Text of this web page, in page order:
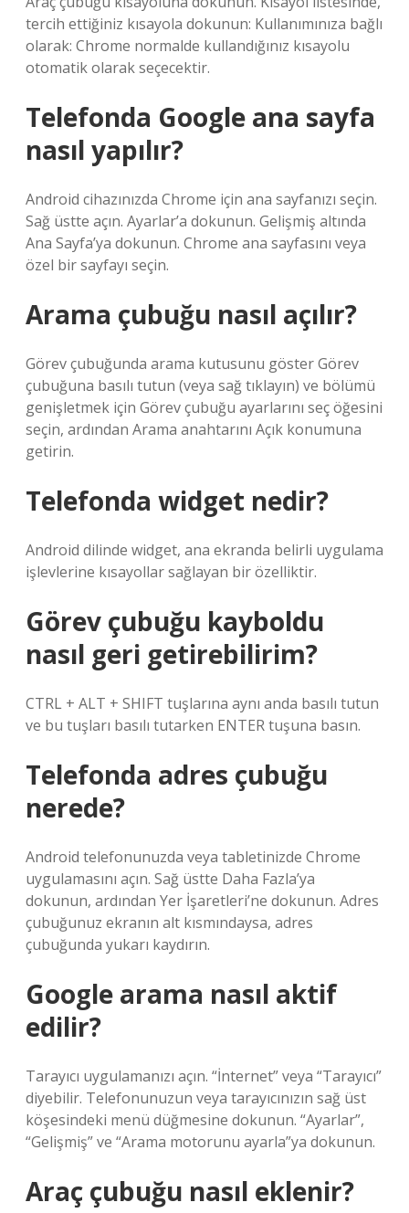
tercih ettiğiniz kısayola dokunun: Kullanımınıza bağlı
olarak: Chrome normalde kullandığınız kısayolu
otomatik olarak seçecektir.
Telefonda Google ana sayfa
nasıl yapılır?
Android cihazınızda Chrome için ana sayfanızı seçin.
Sağ üstte açın. Ayarlar’a dokunun. Gelişmiş altında
Ana Sayfa’ya dokunun. Chrome ana sayfasını veya
özel bir sayfayı seçin.
Arama çubuğu nasıl açılır?
Görev çubuğunda arama kutusunu göster Görev
çubuğuna basılı tutun (veya sağ tıklayın) ve bölümü
genişletmek için Görev çubuğu ayarlarını seç öğesini
seçin, ardından Arama anahtarını Açık konumuna
getirin.
Telefonda widget nedir?
Android dilinde widget, ana ekranda belirli uygulama
işlevlerine kısayollar sağlayan bir özelliktir.
Görev çubuğu kayboldu
nasıl geri getirebilirim?
CTRL + ALT + SHIFT tuşlarına aynı anda basılı tutun
ve bu tuşları basılı tutarken ENTER tuşuna basın.
Telefonda adres çubuğu
nerede?
Android telefonunuzda veya tabletinizde Chrome
uygulamasını açın. Sağ üstte Daha Fazla’ya
dokunun, ardından Yer İşaretleri’ne dokunun. Adres
çubuğunuz ekranın alt kısmındaysa, adres
çubuğunda yukarı kaydırın.
Google arama nasıl aktif
edilir?
Tarayıcı uygulamanızı açın. “İnternet” veya “Tarayıcı”
diyebilir. Telefonunuzun veya tarayıcınızın sağ üst
köşesindeki menü düğmesine dokunun. “Ayarlar”,
“Gelişmiş” ve “Arama motorunu ayarla”ya dokunun.
Araç çubuğu nasıl eklenir?